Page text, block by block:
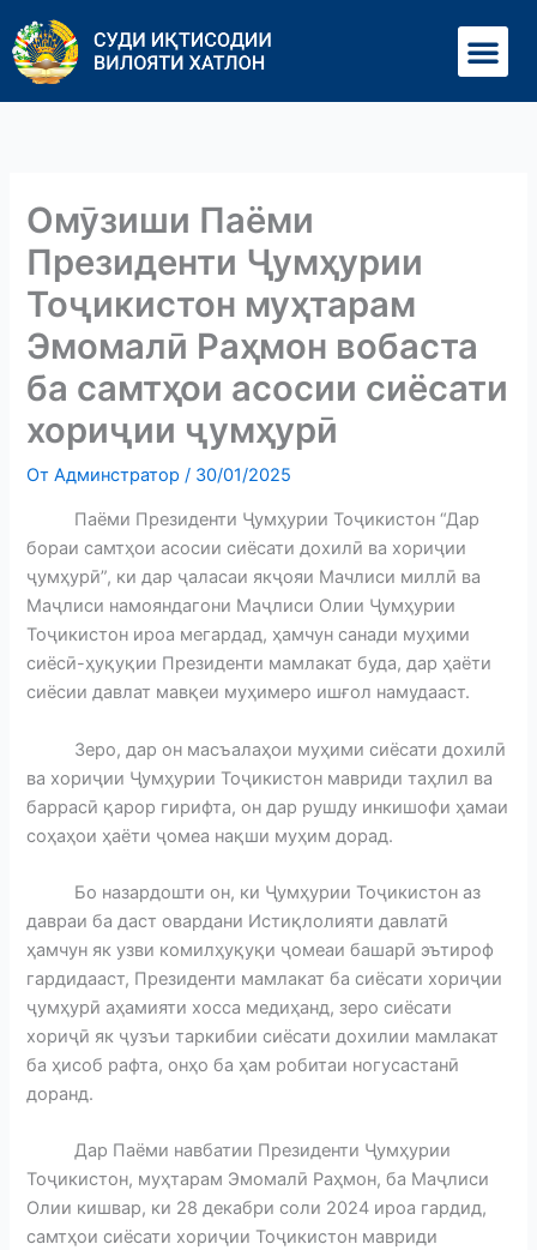
содержимому
Омӯзиши Паёми
Президенти Ҷумҳурии
Тоҷикистон муҳтарам
Эмомалӣ Раҳмон вобаста
ба самтҳои асосии сиёсати
хориҷии ҷумҳурӣ
ОтАдминстратор/ 30/01/2025
Паёми Президенти Ҷумҳурии Тоҷикистон “Дар
бораи самтҳои асосии сиёсати дохилӣ ва хориҷии
ҷумҳурӣ”, ки дар ҷаласаи якҷояи Мачлиси миллӣ ва
Маҷлиси намояндагони Маҷлиси Олии Ҷумҳурии
Тоҷикистон ироа мегардад, ҳамчун санади муҳими
сиёсӣ-ҳуқуқии Президенти мамлакат буда, дар ҳаёти
сиёсии давлат мавқеи муҳимеро ишғол намудааст.
Зеро, дар он масъалаҳои муҳими сиёсати дохилӣ
ва хориҷии Ҷумҳурии Тоҷикистон мавриди таҳлил ва
баррасӣ қарор гирифта, он дар рушду инкишофи ҳамаи
соҳаҳои ҳаёти ҷомеа нақши муҳим дорад.
Бо назардошти он, ки Ҷумҳурии Тоҷикистон аз
давраи ба даст овардани Истиқлолияти давлатӣ
ҳамчун як узви комилҳуқуқи ҷомеаи башарӣ эътироф
гардидааст, Президенти мамлакат ба сиёсати хориҷии
ҷумҳурӣ аҳамияти хосса медиҳанд, зеро сиёсати
хориҷӣ як ҷузъи таркибии сиёсати дохилии мамлакат
ба ҳисоб рафта, онҳо ба ҳам робитаи ногусастанӣ
доранд.
Дар Паёми навбатии Президенти Ҷумҳурии
Тоҷикистон, муҳтарам Эмомалӣ Раҳмон, ба Маҷлиси
Олии кишвар, ки 28 декабри соли 2024 ироа гардид,
самтҳои сиёсати хориҷии Тоҷикистон мавриди